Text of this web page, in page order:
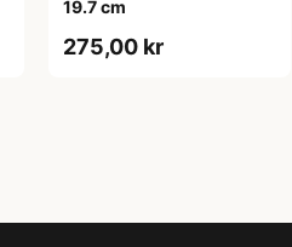
19.7 cm
275,00 kr